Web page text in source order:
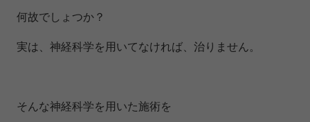
何故でしょつか？
実は、神経科学を用いてなければ、治りません。
そんな神経科学を用いた施術を